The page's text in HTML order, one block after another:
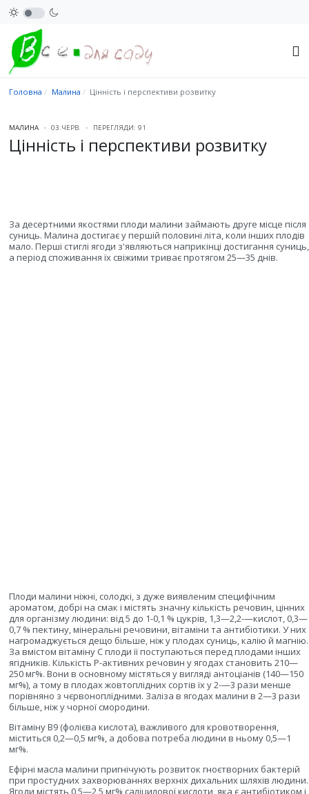
Головна Малина Цінність і перспективи розвитку
МАЛИНА 03.ЧЕРВ. ПЕРЕГЛЯДИ: 91
Цінність і перспективи розвитку
За десертними якостями плоди малини займають друге місце після
суниць. Малина достигає у першій половині літа, коли інших плодів
мало. Перші стиглі ягоди з'являються наприкінці достигання суниць,
а період споживання їх свіжими триває протягом 25—35 днів.
Плоди малини ніжні, солодкі, з дуже виявленим специфічним
ароматом, добрі на смак і містять значну кількість речовин, цінних
для організму людини: від 5 до 1-0,1 % цукрів, 1,3—2,2-—кислот, 0,3—
0,7 % пектину, мінеральні речовини, вітаміни та антибіотики. У них
нагромаджується дещо більше, ніж у плодах суниць, калію й магнію.
За вмістом вітаміну С плоди її поступаються перед плодами інших
ягідників. Кількість Р-активних речовин у ягодах становить 210—
250 мг%. Вони в основному містяться у вигляді антоціанів (140—150
мг%), а тому в плодах жовтоплідних сортів їх у 2-—3 рази менше
порівняно з чєрвоноплїдними. Заліза в ягодах малини в 2—3 рази
більше, ніж у чорної смородини.
Вітаміну В9 (фолієва кислота), важливого для кровотворення,
міститься 0,2—0,5 мг%, а добова потреба людини в ньому 0,5—1
мг%.
Ефірні масла малини пригнічують розвиток гноєтворних бактерій
при простудних захворюваннях верхніх дихальних шляхів людини.
Ягоди містять 0,5—2,5 мг% саліцилової кислоти, яка є антибіотиком і